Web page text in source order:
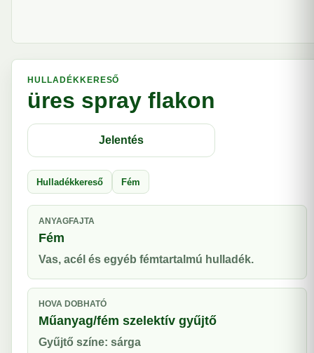
HULLADÉKKERESŐ
üres spray flakon
Jelentés
Hulladékkereső Fém
ANYAGFAJTA
Fém
Vas, acél és egyéb fémtartalmú hulladék.
HOVA DOBHATÓ
Műanyag/fém szelektív gyűjtő
Gyűjtő színe: sárga